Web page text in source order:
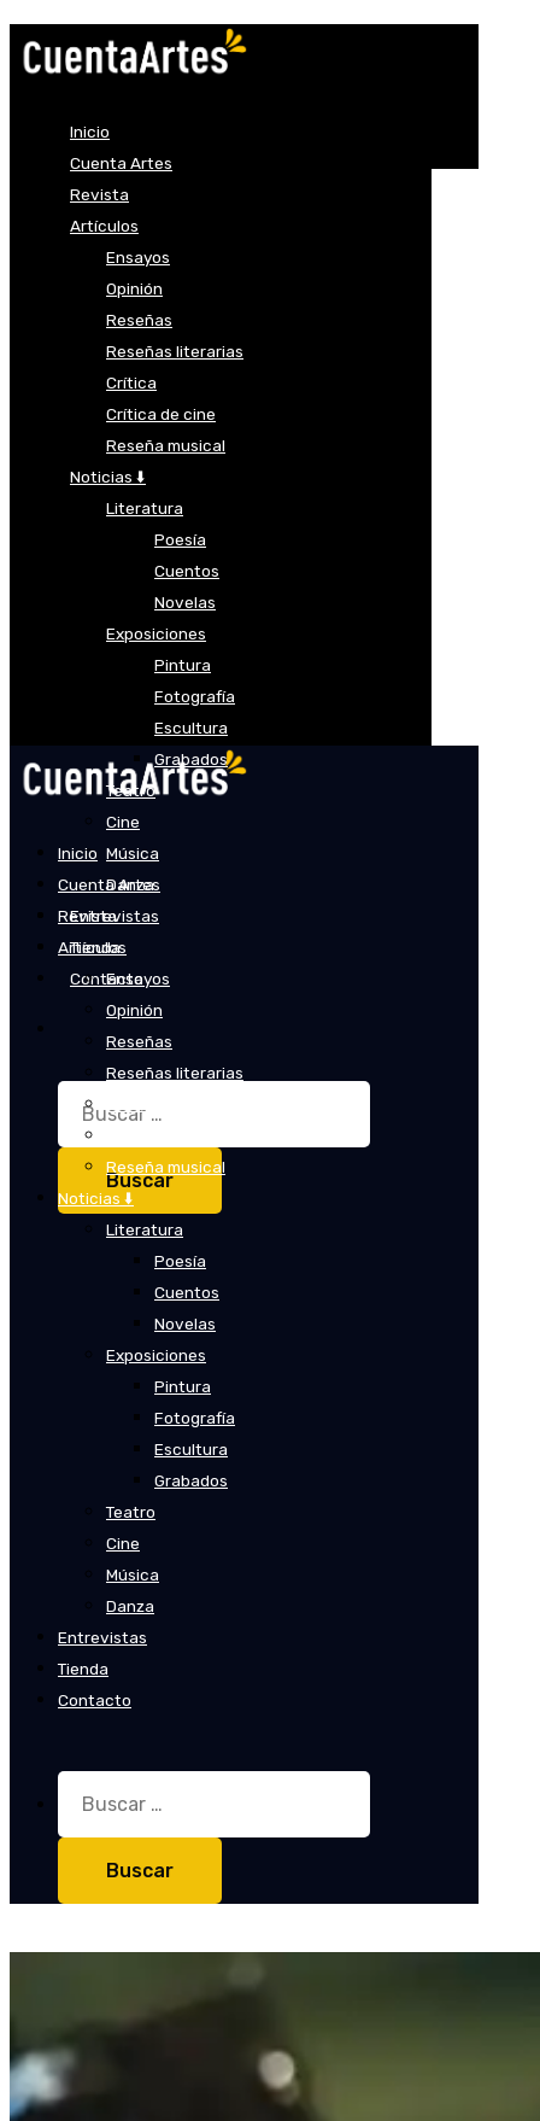
Inicio
Cuenta Artes
Revista
Artículos
Ensayos
Opinión
Reseñas
Reseñas literarias
Crítica
Crítica de cine
Reseña musical
Noticias ⬇️
Literatura
Poesía
Cuentos
Novelas
Exposiciones
Pintura
Fotografía
Escultura
Grabados
Teatro
Cine
Música
Danza
Entrevistas
Tienda
Contacto
Buscar:
Inicio
Cuenta Artes
Revista
Artículos
Ensayos
Opinión
Reseñas
Reseñas literarias
Reseña musical
Noticias ⬇️
Literatura
Poesía
Cuentos
Novelas
Exposiciones
Pintura
Fotografía
Escultura
Grabados
Teatro
Cine
Música
Danza
Entrevistas
Tienda
Contacto
Buscar: